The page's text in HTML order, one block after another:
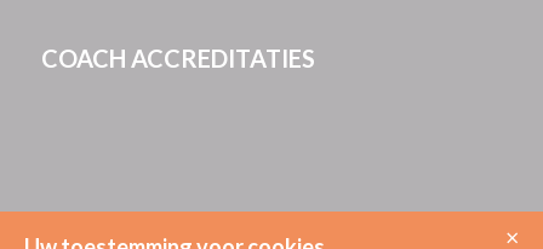
COACH ACCREDITATIES
×